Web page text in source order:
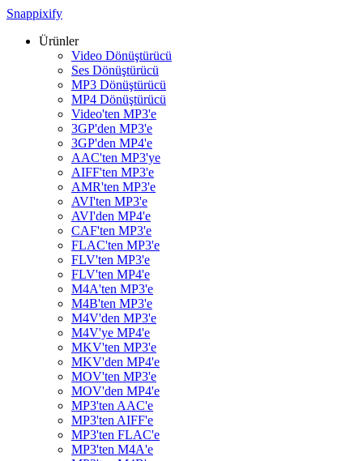
Snappixify
Ürünler
Video Dönüştürücü
Ses Dönüştürücü
MP3 Dönüştürücü
MP4 Dönüştürücü
Video'ten MP3'e
3GP'den MP3'e
3GP'den MP4'e
AAC'ten MP3'ye
AIFF'ten MP3'e
AMR'ten MP3'e
AVI'ten MP3'e
AVI'den MP4'e
CAF'ten MP3'e
FLAC'ten MP3'e
FLV'ten MP3'e
FLV'ten MP4'e
M4A'ten MP3'e
M4B'ten MP3'e
M4V'den MP3'e
M4V'ye MP4'e
MKV'ten MP3'e
MKV'den MP4'e
MOV'ten MP3'e
MOV'den MP4'e
MP3'ten AAC'e
MP3'ten AIFF'e
MP3'ten FLAC'e
MP3'ten M4A'e